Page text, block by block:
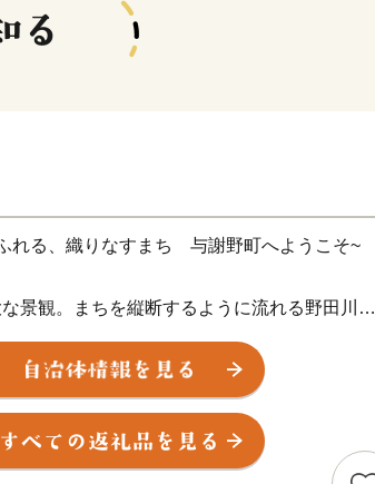
れる、織りなすまち 与謝野町へようこそ~
景観。まちを縦断するように流れる野田川。
橋立」を望む阿蘇海。与謝野町は、水と緑と
美しい町です。
加悦町・岩滝町・野田川町が合併し生まれ
108.38km2に、約２万２千人が暮らしてお